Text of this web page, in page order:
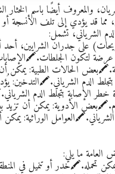
والمعروف أيضًا باسم الخثار
مما قد يؤدي إلى تلف الأنسجة
الشرياني، تشمل:
على جدران الشرايين،
عرضة لتكون
الحالات الطبية: يمكن
الدم الشرياني.🖍️التدخين:
خطر الإصابة بتجلط الدم
الدم.🖍️بعض الأدوية: يمكن أن
الشرياني.🖍️العوامل الوراثية:
ما يلي:
تحمله.🖍️خدر أو تنميل في